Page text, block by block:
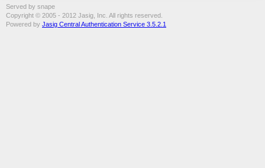
Served by snape
Copyright © 2005 - 2012 Jasig, Inc. All rights reserved.
Powered by Jasig Central Authentication Service 3.5.2.1